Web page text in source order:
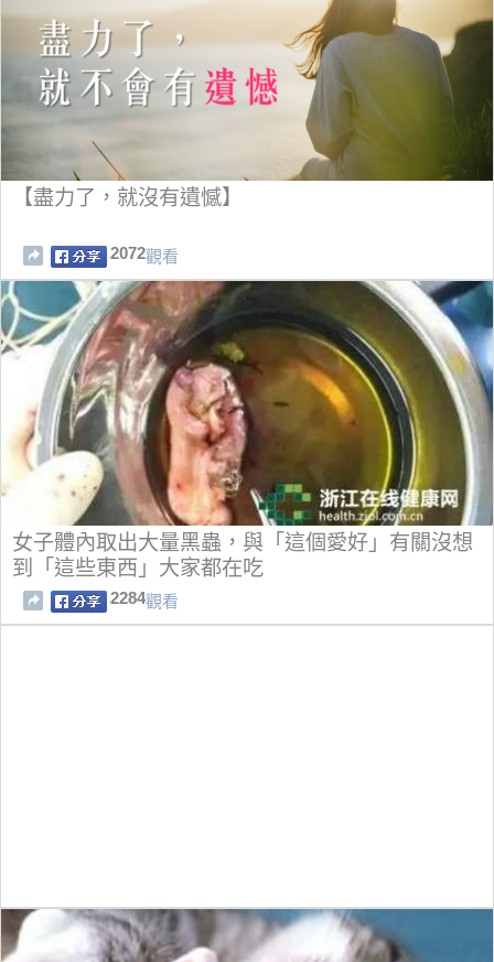
【盡力了，就沒有遺憾】
2072觀看
女子體內取出大量黑蟲，與「這個愛好」有關沒想
到「這些東西」大家都在吃
2284觀看